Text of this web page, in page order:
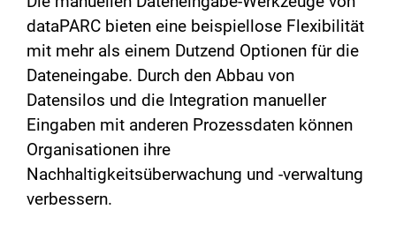
dataPARC bieten eine beispiellose Flexibilität
mit mehr als einem Dutzend Optionen für die
Dateneingabe. Durch den Abbau von
Datensilos und die Integration manueller
Eingaben mit anderen Prozessdaten können
Organisationen ihre
Nachhaltigkeitsüberwachung und -verwaltung
verbessern.